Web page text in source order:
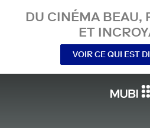
DU CINÉMA BEAU,
ET
VOIR CE QUI EST